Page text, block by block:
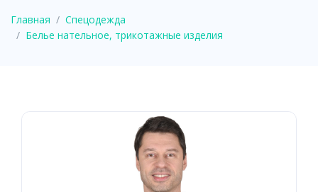
Главная
Спецодежда
Белье нательное, трикотажные изделия